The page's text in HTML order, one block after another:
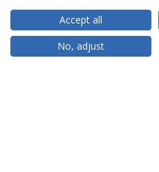
RANKINGS
Accept all
No, adjust